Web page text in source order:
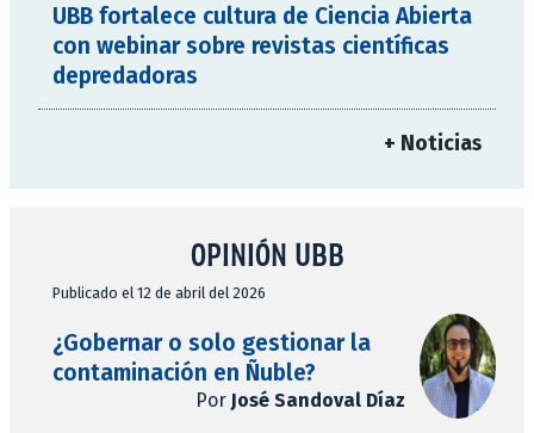
UBB fortalece cultura de Ciencia Abierta
con webinar sobre revistas científicas
depredadoras
+ Noticias
OPINIÓN UBB
Publicado el 12 de abril del 2026
¿Gobernar o solo gestionar la
contaminación en Ñuble?
Por José Sandoval Díaz